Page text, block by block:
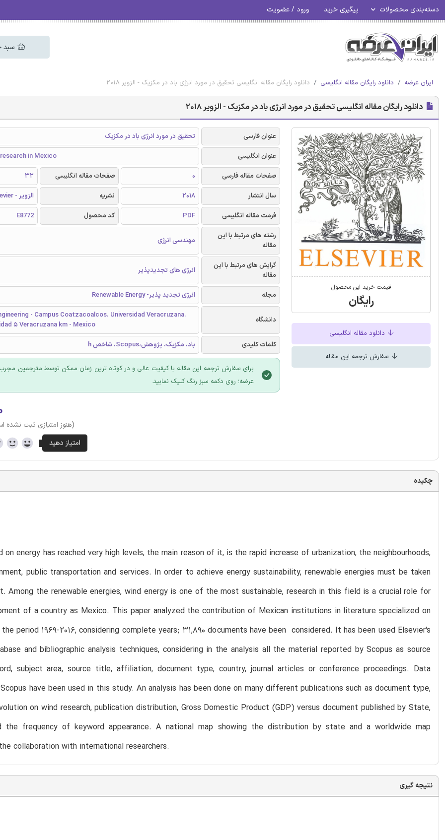
دسته‌بندی محصولات پیگیری خرید ورود / عضویت
سبد
ایران عرضه دانلود رایگان مقاله انگلیسی دانلود رایگان مقاله انگلیسی تحقیق در مورد انرژی باد در مکزیک - الزویر 2018
دانلود رایگان مقاله انگلیسی تحقیق در مورد انرژی باد در مکزیک - الزویر 2018
قیمت خرید این محصول
رایگان
دانلود مقاله انگلیسی
سفارش ترجمه این مقاله
عنوان فارسی
تحقیق در مورد انرژی باد در مکزیک
عنوان انگلیسی
in Mexico
صفحات مقاله فارسی
0 صفحات مقاله انگلیسی
32
سال انتشار
2018 نشریه
الزویر - Elsevier
فرمت مقاله انگلیسی
PDF کد محصول
E8772
رشته های مرتبط با این
مقاله
مهندسی انرژی
گرایش های مرتبط با این
مقاله
انرژی های تجدیدپذیر
مجله انرژی تجدید پذیر- Renewable Energy
دانشگاه
- Campus Coatzacoalcos. Universidad Veracruzana.
5 Veracruzana km - Mexico
کلمات کلیدی
باد، مکزیک، پژوهش،Scopus، شاخص h
برای سفارش ترجمه این مقاله با کیفیت عالی و در کوتاه ترین زمان ممکن توسط مترجمین
عرضه؛ روی دکمه سبز رنگ کلیک نمایید.
(هنوز امتیازی ثبت نشده
چکیده
on energy has reached very high levels, the main reason of it, is the rapid increase of urbanization, the neighbourhoods,
public transportation and services. In order to achieve energy sustainability, renewable energies must be taken
Among the renewable energies, wind energy is one of the most sustainable, research in this field is a crucial role for
of a country as Mexico. This paper analyzed the contribution of Mexican institutions in literature specialized on
period 1969-2016, considering complete years; 31,890 documents have been considered. It has been used Elsevier's
and bibliographic analysis techniques, considering in the analysis all the material reported by Scopus as source
subject area, source title, affiliation, document type, country, journal articles or conference proceedings. Data
have been used in this study. An analysis has been done on many different publications such as document type,
on wind research, publication distribution, Gross Domestic Product (GDP) versus document published by State,
the frequency of keyword appearance. A national map showing the distribution by state and a worldwide map
collaboration with international researchers.
نتیجه گیری